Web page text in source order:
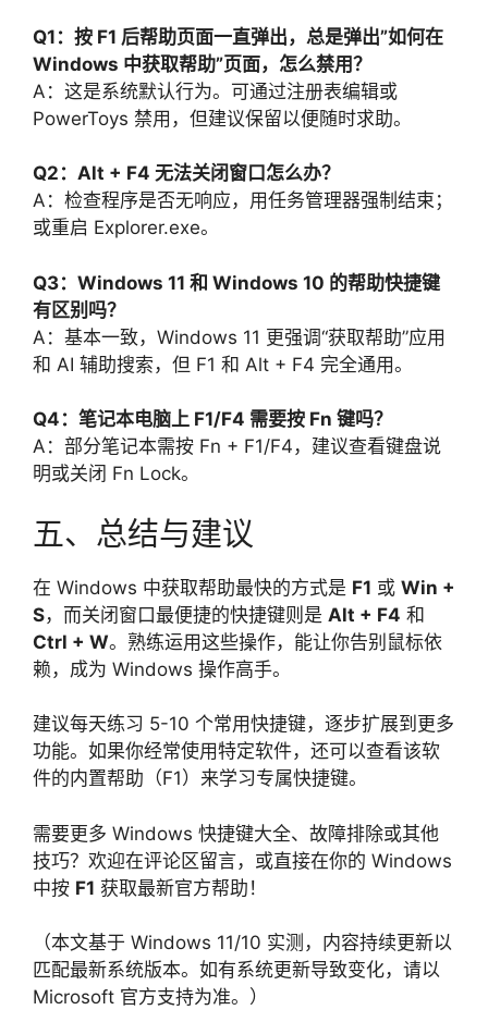
Q1：按 F1 后帮助页面一直弹出，总是弹出”如何在
Windows 中获取帮助”页面，怎么禁用？
A：这是系统默认行为。可通过注册表编辑或
PowerToys 禁用，但建议保留以便随时求助。
Q2：Alt + F4 无法关闭窗口怎么办？
A：检查程序是否无响应，用任务管理器强制结束；
或重启 Explorer.exe。
Q3：Windows 11 和 Windows 10 的帮助快捷键
有区别吗？
A：基本一致，Windows 11 更强调“获取帮助”应用
和 AI 辅助搜索，但 F1 和 Alt + F4 完全通用。
Q4：笔记本电脑上 F1/F4 需要按 Fn 键吗？
A：部分笔记本需按 Fn + F1/F4，建议查看键盘说
明或关闭 Fn Lock。
五、总结与建议
在 Windows 中获取帮助最快的方式是 F1 或 Win +
S，而关闭窗口最便捷的快捷键则是 Alt + F4 和
Ctrl + W。熟练运用这些操作，能让你告别鼠标依
赖，成为 Windows 操作高手。
建议每天练习 5-10 个常用快捷键，逐步扩展到更多
功能。如果你经常使用特定软件，还可以查看该软
件的内置帮助（F1）来学习专属快捷键。
需要更多 Windows 快捷键大全、故障排除或其他
技巧？欢迎在评论区留言，或直接在你的 Windows
中按 F1 获取最新官方帮助！
（本文基于 Windows 11/10 实测，内容持续更新以
匹配最新系统版本。如有系统更新导致变化，请以
Microsoft 官方支持为准。）